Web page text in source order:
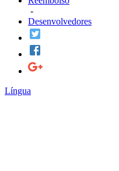
-
Desenvolvedores
Língua